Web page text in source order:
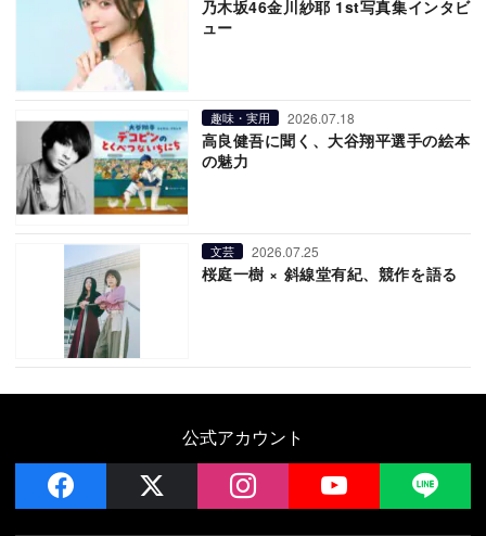
乃木坂46金川紗耶 1st写真集インタビ
ュー
趣味・実用 2026.07.18
高良健吾に聞く、大谷翔平選手の絵本
の魅力
文芸 2026.07.25
桜庭一樹 × 斜線堂有紀、競作を語る
公式アカウント
facebook instagram YouTube